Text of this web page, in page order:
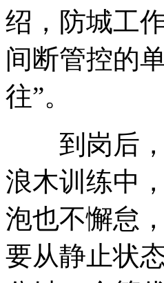
绍，防城工
间断管控的
往”。
到岗后，
浪木训练中
泡也不懈怠
要从静止状